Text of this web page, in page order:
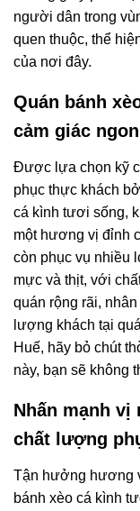
người dân trong
quen thuộc, thể
của nơi đây.
Quán bánh
cảm giác
Được lựa chọn kỹ
phục thực khách
cá kình tươi sống,
một hương vị đỉnh
còn phục vụ nhiều
mực và thịt, với
quán rộng rãi,
lượng khách tại
Huế, hãy bỏ chút
này, bạn sẽ không
Nhấn mạnh vị
chất lượng
Tận hưởng hương
bánh xèo cá kình